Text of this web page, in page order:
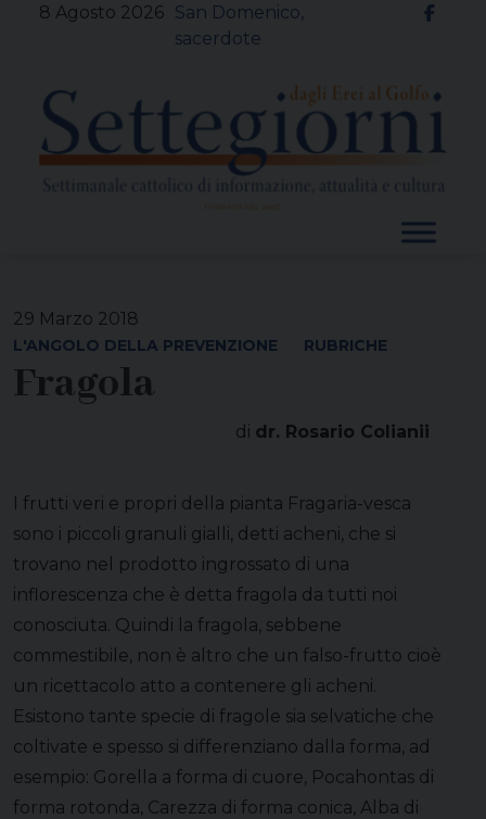
8 Agosto 2026 San Domenico,
sacerdote
29 Marzo 2018
L'ANGOLO DELLA PREVENZIONE RUBRICHE
Fragola
di dr. Rosario Colianii
I frutti veri e propri della pianta Fragaria-vesca
sono i piccoli granuli gialli, detti acheni, che si
trovano nel prodotto ingrossato di una
inflorescenza che è detta fragola da tutti noi
conosciuta. Quindi la fragola, sebbene
commestibile, non è altro che un falso-frutto cioè
un ricettacolo atto a contenere gli acheni.
Esistono tante specie di fragole sia selvatiche che
coltivate e spesso si differenziano dalla forma, ad
esempio: Gorella a forma di cuore, Pocahontas di
forma rotonda, Carezza di forma conica, Alba di